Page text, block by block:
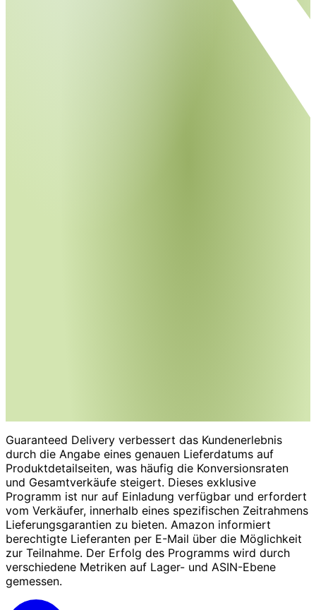
Guaranteed Delivery verbessert das Kundenerlebnis
durch die Angabe eines genauen Lieferdatums auf
Produktdetailseiten, was häufig die Konversionsraten
und Gesamtverkäufe steigert. Dieses exklusive
Programm ist nur auf Einladung verfügbar und erfordert
vom Verkäufer, innerhalb eines spezifischen Zeitrahmens
Lieferungsgarantien zu bieten. Amazon informiert
berechtigte Lieferanten per E-Mail über die Möglichkeit
zur Teilnahme. Der Erfolg des Programms wird durch
verschiedene Metriken auf Lager- und ASIN-Ebene
gemessen.